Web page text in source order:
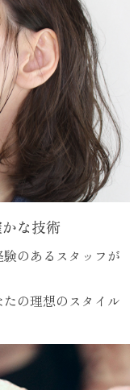
な技術
のあるスタッフが
の理想のスタイル